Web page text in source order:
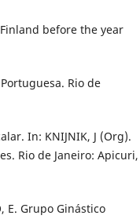
before the year
Rio de
In: KNIJNIK, J (Org).
Rio de Janeiro: Apicuri,
E. Grupo Ginástico